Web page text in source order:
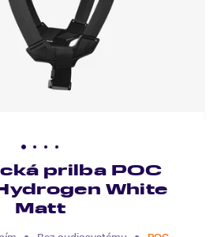
prilba POC
White
Matt